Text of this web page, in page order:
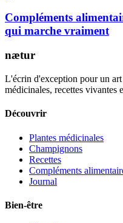
Compléments
qui marche vraiment
nætur
L'écrin d'exception pour un
médicinales, recettes vivantes
Découvrir
Plantes médicinales
Champignons
Recettes
Compléments
Journal
Bien-être